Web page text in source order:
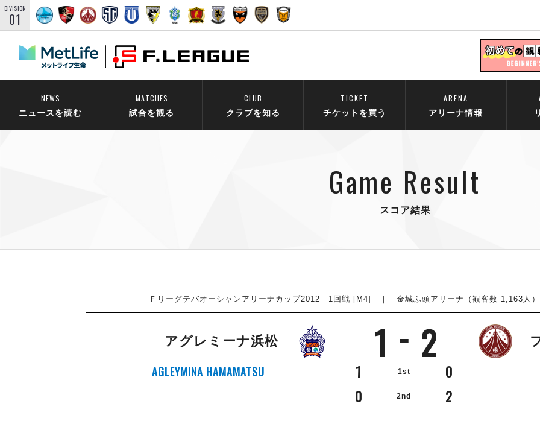
DIVISION
01
NEWS
ニュースを読む
MATCHES
試合を観る
CLUB
クラブを知る
TICKET
チケットを買う
ARENA
アリーナ情報
Game Result
スコア結果
Ｆリーグテバオーシャンアリーナカップ2012 1回戦 [M4] ｜ 金城ふ頭アリーナ（観客数 1,163
アグレミーナ浜松 1 2
AGLEYMINA HAMAMATSU 1 1st
0
0
2nd 2